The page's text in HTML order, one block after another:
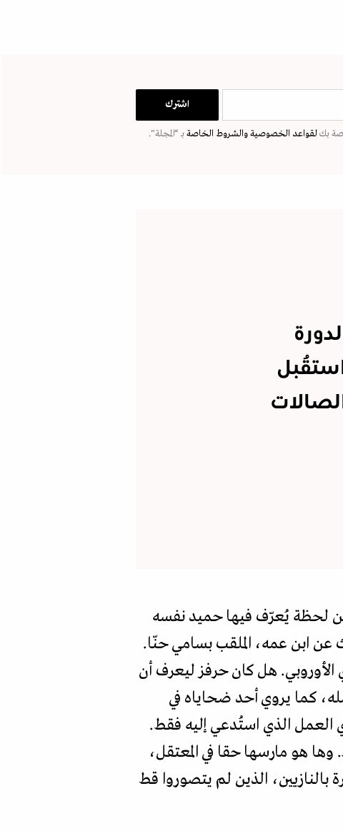
بكلقواعد الخصوصيةوالشروط الخاصة بـ “المجلة".
من لحظة يُعرّف فيها حميد نفسه
عن ابن عمه، الملقب بسامي حنّا.
الأوروبي. هل كان حرفز ليعرف أن
كما يروي أحد ضحاياه في
العمل الذي استُدعي إليه فقط.
هو مارسها حقا في المعتقل،
الذين لم يتصوروا قط